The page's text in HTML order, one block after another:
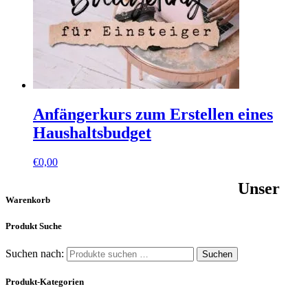
Anfängerkurs zum Erstellen eines
Haushaltsbudget
€0,00
Warenkorb
Produkt Suche
Suchen nach: Suchen
Produkt-Kategorien
Unser